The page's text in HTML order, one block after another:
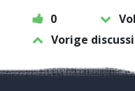
0
Vorige